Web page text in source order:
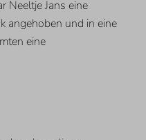
Neeltje Jans eine
angehoben und in eine
eine